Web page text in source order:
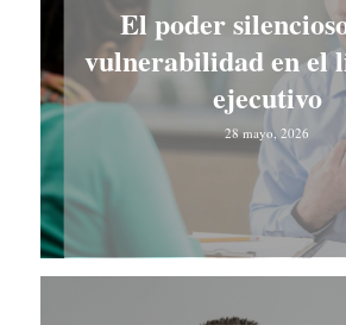
El poder
vulnerabilidad en el
ejecutivo
28 mayo, 2026